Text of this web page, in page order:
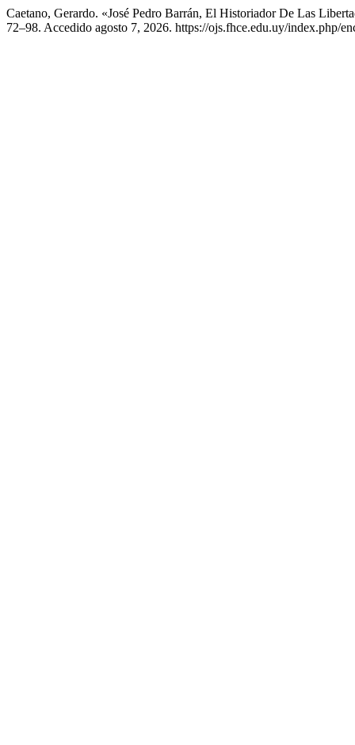
Caetano, Gerardo. «José Pedro Barrán, El Historiador De Las
72–98. Accedido agosto 7, 2026. https://ojs.fhce.edu.uy/index.php/